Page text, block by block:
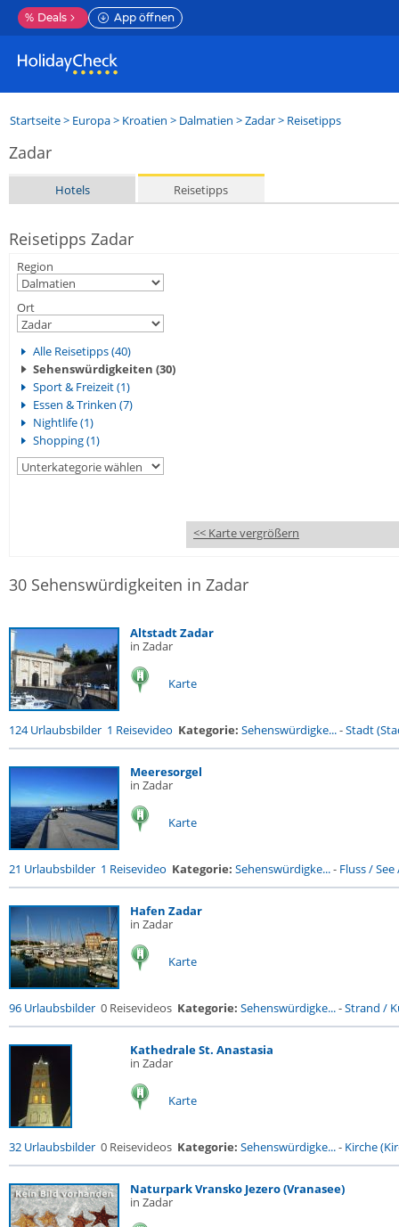
% Deals App öffnen
Startseite> Europa> Kroatien > Dalmatien >Zadar> Reisetipps
Zadar
Hotels Reisetipps
Reisetipps Zadar
Region
Ort
Alle Reisetipps (40)
Sehenswürdigkeiten (30)
Sport & Freizeit (1)
Essen & Trinken (7)
Nightlife (1)
Shopping (1)
<< Karte vergrößern
30 Sehenswürdigkeiten in Zadar
Altstadt Zadar
in Zadar
Karte
124 Urlaubsbilder 1 Reisevideo Kategorie: Sehenswürdigke...-Stadt
Meeresorgel
in Zadar
Karte
21 Urlaubsbilder 1 Reisevideo Kategorie: Sehenswürdigke...- Fluss / See
Hafen Zadar
in Zadar
Karte
96 Urlaubsbilder 0 Reisevideos Kategorie: Sehenswürdigke...-Strand /
Kathedrale St. Anastasia
in Zadar
Karte
32 Urlaubsbilder 0 Reisevideos Kategorie: Sehenswürdigke...- Kirche
Naturpark Vransko Jezero (Vranasee)
in Zadar